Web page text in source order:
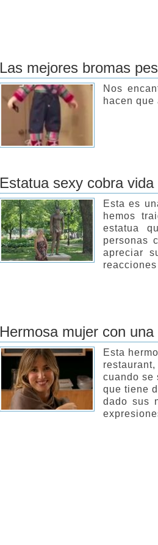
Las mejores bromas
Nos
hacen
Estatua sexy cobra vida
Esta es
hemos
estatua
personas
apreciar
Hermosa mujer con
Esta
cuando se
que tiene
dado sus